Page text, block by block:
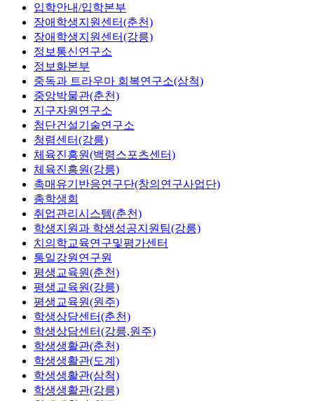
입학안내/입학본부
장애학생지원센터(춘천)
장애학생지원센터(강릉)
정보통신연구소
정보화본부
중독과 트라우마 회복연구소(삼척)
중앙박물관(춘천)
지구자원연구소
첨단건설기술연구소
청렴센터(강릉)
체육진흥원(백령스포츠센터)
체육진흥원(강릉)
촉매유기반응연구단(창의연구사업단)
총학생회
취업관리시스템(춘천)
학생지원과 학생성공지원팀(강릉)
치의학교육연구및평가센터
통일강원연구원
평생교육원(춘천)
평생교육원(강릉)
평생교육원(원주)
학생상담센터(춘천)
학생상담센터(강릉,원주)
학생생활관(춘천)
학생생활관(도계)
학생생활관(삼척)
학생생활관(강릉)